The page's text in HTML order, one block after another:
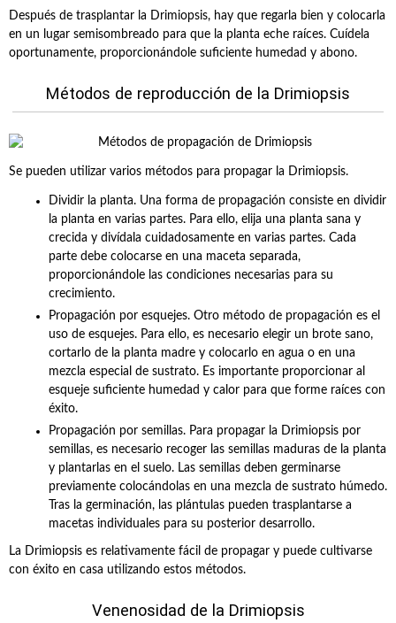
Después de trasplantar la Drimiopsis, hay que regarla bien y colocarla
en un lugar semisombreado para que la planta eche raíces. Cuídela
oportunamente, proporcionándole suficiente humedad y abono.
Métodos de reproducción de la Drimiopsis
Se pueden utilizar varios métodos para propagar la Drimiopsis.
Dividir la planta. Una forma de propagación consiste en dividir
la planta en varias partes. Para ello, elija una planta sana y
crecida y divídala cuidadosamente en varias partes. Cada
parte debe colocarse en una maceta separada,
proporcionándole las condiciones necesarias para su
crecimiento.
Propagación por esquejes. Otro método de propagación es el
uso de esquejes. Para ello, es necesario elegir un brote sano,
cortarlo de la planta madre y colocarlo en agua o en una
mezcla especial de sustrato. Es importante proporcionar al
esqueje suficiente humedad y calor para que forme raíces con
éxito.
Propagación por semillas. Para propagar la Drimiopsis por
semillas, es necesario recoger las semillas maduras de la planta
y plantarlas en el suelo. Las semillas deben germinarse
previamente colocándolas en una mezcla de sustrato húmedo.
Tras la germinación, las plántulas pueden trasplantarse a
macetas individuales para su posterior desarrollo.
La Drimiopsis es relativamente fácil de propagar y puede cultivarse
con éxito en casa utilizando estos métodos.
Venenosidad de la Drimiopsis